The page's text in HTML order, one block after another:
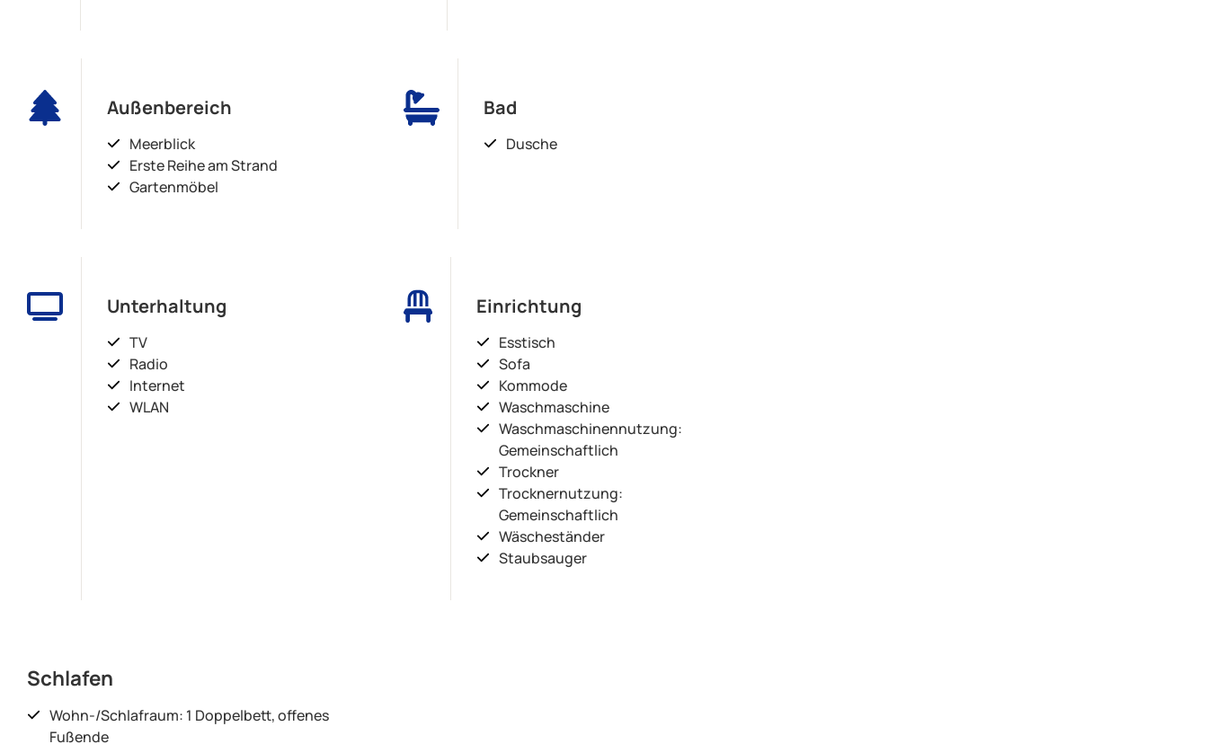
Außenbereich
Meerblick
Erste Reihe am Strand
Gartenmöbel
Bad
Dusche
Unterhaltung
TV
Radio
Internet
WLAN
Einrichtung
Esstisch
Sofa
Kommode
Waschmaschine
Waschmaschinennutzung:
Gemeinschaftlich
Trockner
Trocknernutzung:
Gemeinschaftlich
Wäscheständer
Staubsauger
Schlafen
Wohn-/Schlafraum: 1 Doppelbett, offenes
Fußende